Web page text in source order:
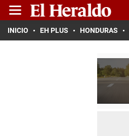
INICIO EH PLUS HONDURAS